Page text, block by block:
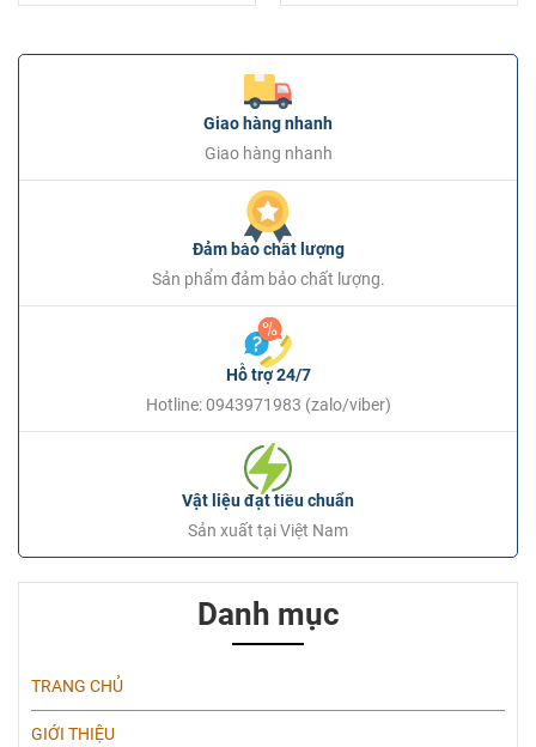
Giao hàng nhanh
Giao hàng nhanh
Đảm bảo chất lượng
Sản phẩm đảm bảo chất lượng.
Hỗ trợ 24/7
Hotline: 0943971983 (zalo/viber)
Vật liệu đạt tiêu chuẩn
Sản xuất tại Việt Nam
Danh mục
TRANG CHỦ
GIỚI THIỆU